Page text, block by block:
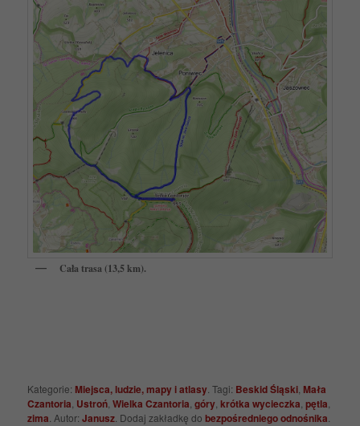
Cała trasa (13,5 km).
Kategorie: Miejsca, ludzie, mapy i atlasy . Tagi: Beskid Śląski Mała
Czantoria Ustroń ,Wielka Czantoria ,góry ,krótka wycieczka ,pętla
zima . Autor:Janusz . Dodaj zakładkę dobezpośredniego odnośnika